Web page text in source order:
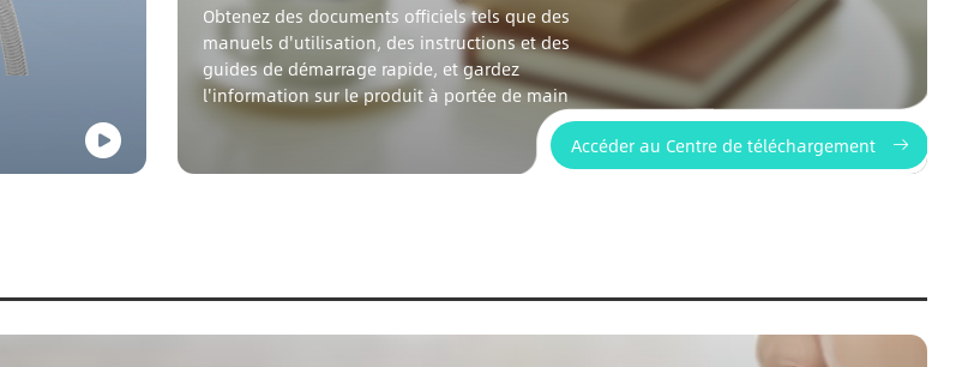
Obtenez des documents officiels tels que des
manuels d'utilisation, des instructions et des
guides de démarrage rapide, et gardez
l'information sur le produit à portée de main
Accéder au Centre de téléchargement